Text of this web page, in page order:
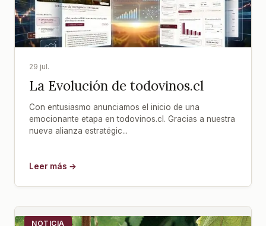
29 jul.
La Evolución de todovinos.cl
Con entusiasmo anunciamos el inicio de una
emocionante etapa en todovinos.cl. Gracias a nuestra
nueva alianza estratégic...
Leer más →
NOTICIA